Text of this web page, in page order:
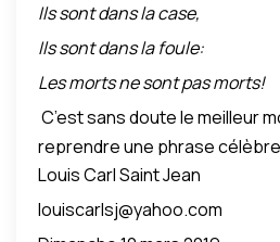
Ils sont dans la case,
Ils sont dans la foule:
Les morts ne sont pas morts!
C’est sans doute le meilleur
reprendre une phrase
le grand tribun et brillant
Castel Démesmin le 3 août
l’ancien président, le
Louis Carl Saint Jean
louiscarlsj@yahoo.com